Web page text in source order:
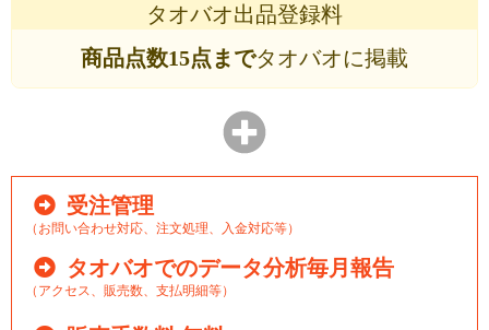
タオバオ出品登録料
商品点数15点までタオバオに掲載
受注管理
（お問い合わせ対応、注文処理、入金対応等）
タオバオでのデータ分析毎月報告
（アクセス、販売数、支払明細等）